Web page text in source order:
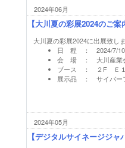
2024年06月
【大川夏の彩展2024のご案
大川夏の彩展2024に出展致しま
日 程 ： 2024/7/10
会 場 ： 大川産業
ブース ： ２F Ｅ１
展示品 ： サイバー
2024年05月
【デジタルサイネージジャ